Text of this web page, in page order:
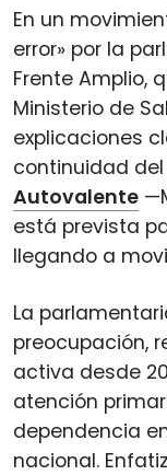
En un
error» por la
Frente Amplio,
Ministerio de
explicaciones
continuidad del
Autovalente
está prevista
llegando a
La
preocupación,
activa desde
atención
dependencia
nacional.